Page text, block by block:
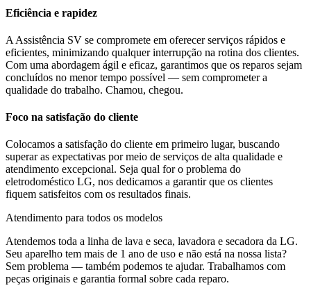
Eficiência e rapidez
A Assistência SV se compromete em oferecer serviços rápidos e
eficientes, minimizando qualquer interrupção na rotina dos clientes.
Com uma abordagem ágil e eficaz, garantimos que os reparos sejam
concluídos no menor tempo possível — sem comprometer a
qualidade do trabalho. Chamou, chegou.
Foco na satisfação do cliente
Colocamos a satisfação do cliente em primeiro lugar, buscando
superar as expectativas por meio de serviços de alta qualidade e
atendimento excepcional. Seja qual for o problema do
eletrodoméstico LG, nos dedicamos a garantir que os clientes
fiquem satisfeitos com os resultados finais.
Atendimento para todos os modelos
Atendemos toda a linha de lava e seca, lavadora e secadora da LG.
Seu aparelho tem mais de 1 ano de uso e não está na nossa lista?
Sem problema — também podemos te ajudar. Trabalhamos com
peças originais e garantia formal sobre cada reparo.